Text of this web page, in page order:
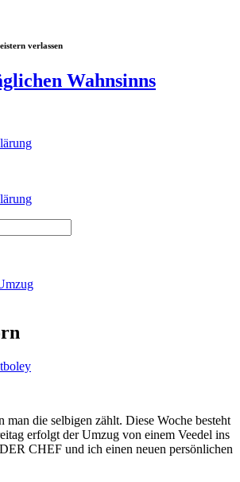
verlassen
Wahnsinns
tboley
man die selbigen zählt. Diese Woche besteht
erfolgt der Umzug von einem Veedel ins
CHEF und ich einen neuen persönlichen